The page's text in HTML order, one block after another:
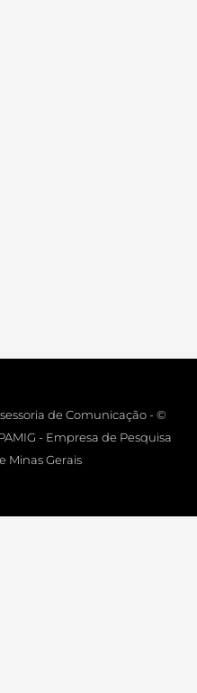
de Comunicação - ©
- Empresa de Pesquisa
Minas Gerais